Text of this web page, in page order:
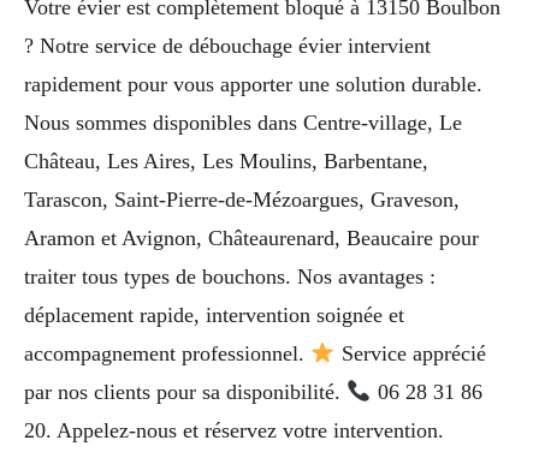
Votre évier est complètement bloqué à 13150 Boulbon
? Notre service de débouchage évier intervient
rapidement pour vous apporter une solution durable.
Nous sommes disponibles dans Centre-village, Le
Château, Les Aires, Les Moulins, Barbentane,
Tarascon, Saint-Pierre-de-Mézoargues, Graveson,
Aramon et Avignon, Châteaurenard, Beaucaire pour
traiter tous types de bouchons. Nos avantages :
déplacement rapide, intervention soignée et
accompagnement professionnel.
Service apprécié
par nos clients pour sa disponibilité.
06 28 31 86
20. Appelez-nous et réservez votre intervention.